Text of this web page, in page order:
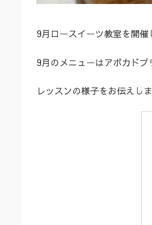
9月ロースイーツ教室を開催
9月のメニューはアボカドプ
レッスンの様子をお伝えしま